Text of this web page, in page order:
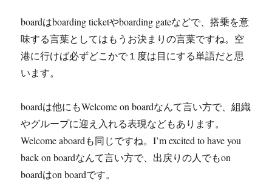
boardはboarding ticketやboarding gateなどで、搭乗を意
味する言葉としてはもうお決まりの言葉ですね。空
港に行けば必ずどこかで１度は目にする単語だと思
います。
boardは他にもWelcome on boardなんて言い方で、組織
やグループに迎え入れる表現などもあります。
Welcome aboardも同じですね。I’m excited to have you
back on boardなんて言い方で、出戻りの人でもon
boardはon boardです。